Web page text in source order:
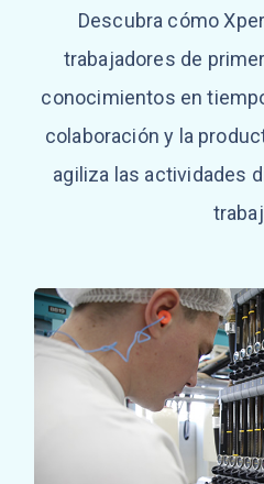
Descubra cómo
trabajadores de
conocimientos en
colaboración y la
agiliza las actividades